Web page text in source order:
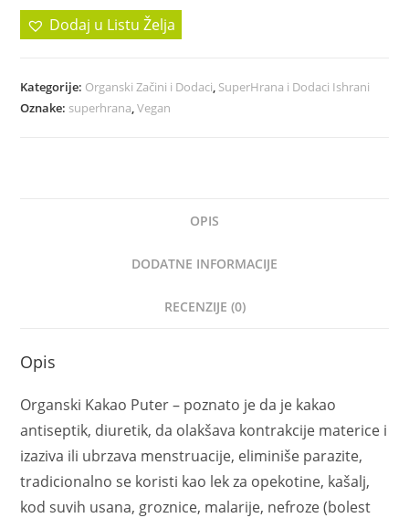
Dodaj u Listu Želja
Kategorije: Organski Začini i Dodaci, SuperHrana i Dodaci Ishrani
Oznake: superhrana,Vegan
OPIS
DODATNE INFORMACIJE
RECENZIJE (0)
Opis
Organski Kakao Puter – poznato je da je kakao
antiseptik, diuretik, da olakšava kontrakcije materice i
izaziva ili ubrzava menstruacije, eliminiše parazite,
tradicionalno se koristi kao lek za opekotine, kašalj,
kod suvih usana, groznice, malarije, nefroze (bolest